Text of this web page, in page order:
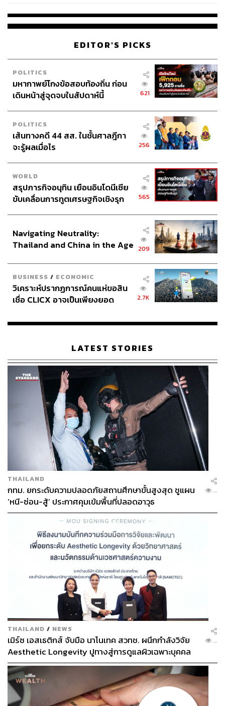
EDITOR'S PICKS
POLITICS
มหากาพย์โกงข้อสอบท้องถิ่น ก่อน
เดินหน้าสู่จุดจบในสัปดาห์นี้
621
POLITICS
เส้นทางคดี 44 สส. ในชั้นศาลฎีกา
จะรู้ผลเมื่อไร
256
WORLD
สรุปภารกิจอนุทิน เยือนอินโดนีเซีย
ขับเคลื่อนการทูตเศรษฐกิจเชิงรุก
565
Navigating Neutrality:
Thailand and China in the Age
209
BUSINESS / ECONOMIC
วิเคราะห์ปรากฏการณ์คนแห่ขอสิน
เชื่อ CLICX อาจเป็นเพียงยอด
เรือนไทยที่ถูกซุกไว้
2.7K
LATEST STORIES
THAILAND
กทม. ยกระดับความปลอดภัยสถานศึกษาขั้นสูงสุด ชูแผน
‘หนี-ซ่อน-สู้’ ประกาศคุมเข้มพื้นที่ปลอดอาวุธ
...
THAILAND / NEWS
เมิร์ซ เอสเธติกส์ จับมือ นาโนเทค สวทช. ผนึกกำลังวิจัย
Aesthetic Longevity ปูทางสู่การดูแลผิวเฉพาะบุคคล
[PR NEWS]
...